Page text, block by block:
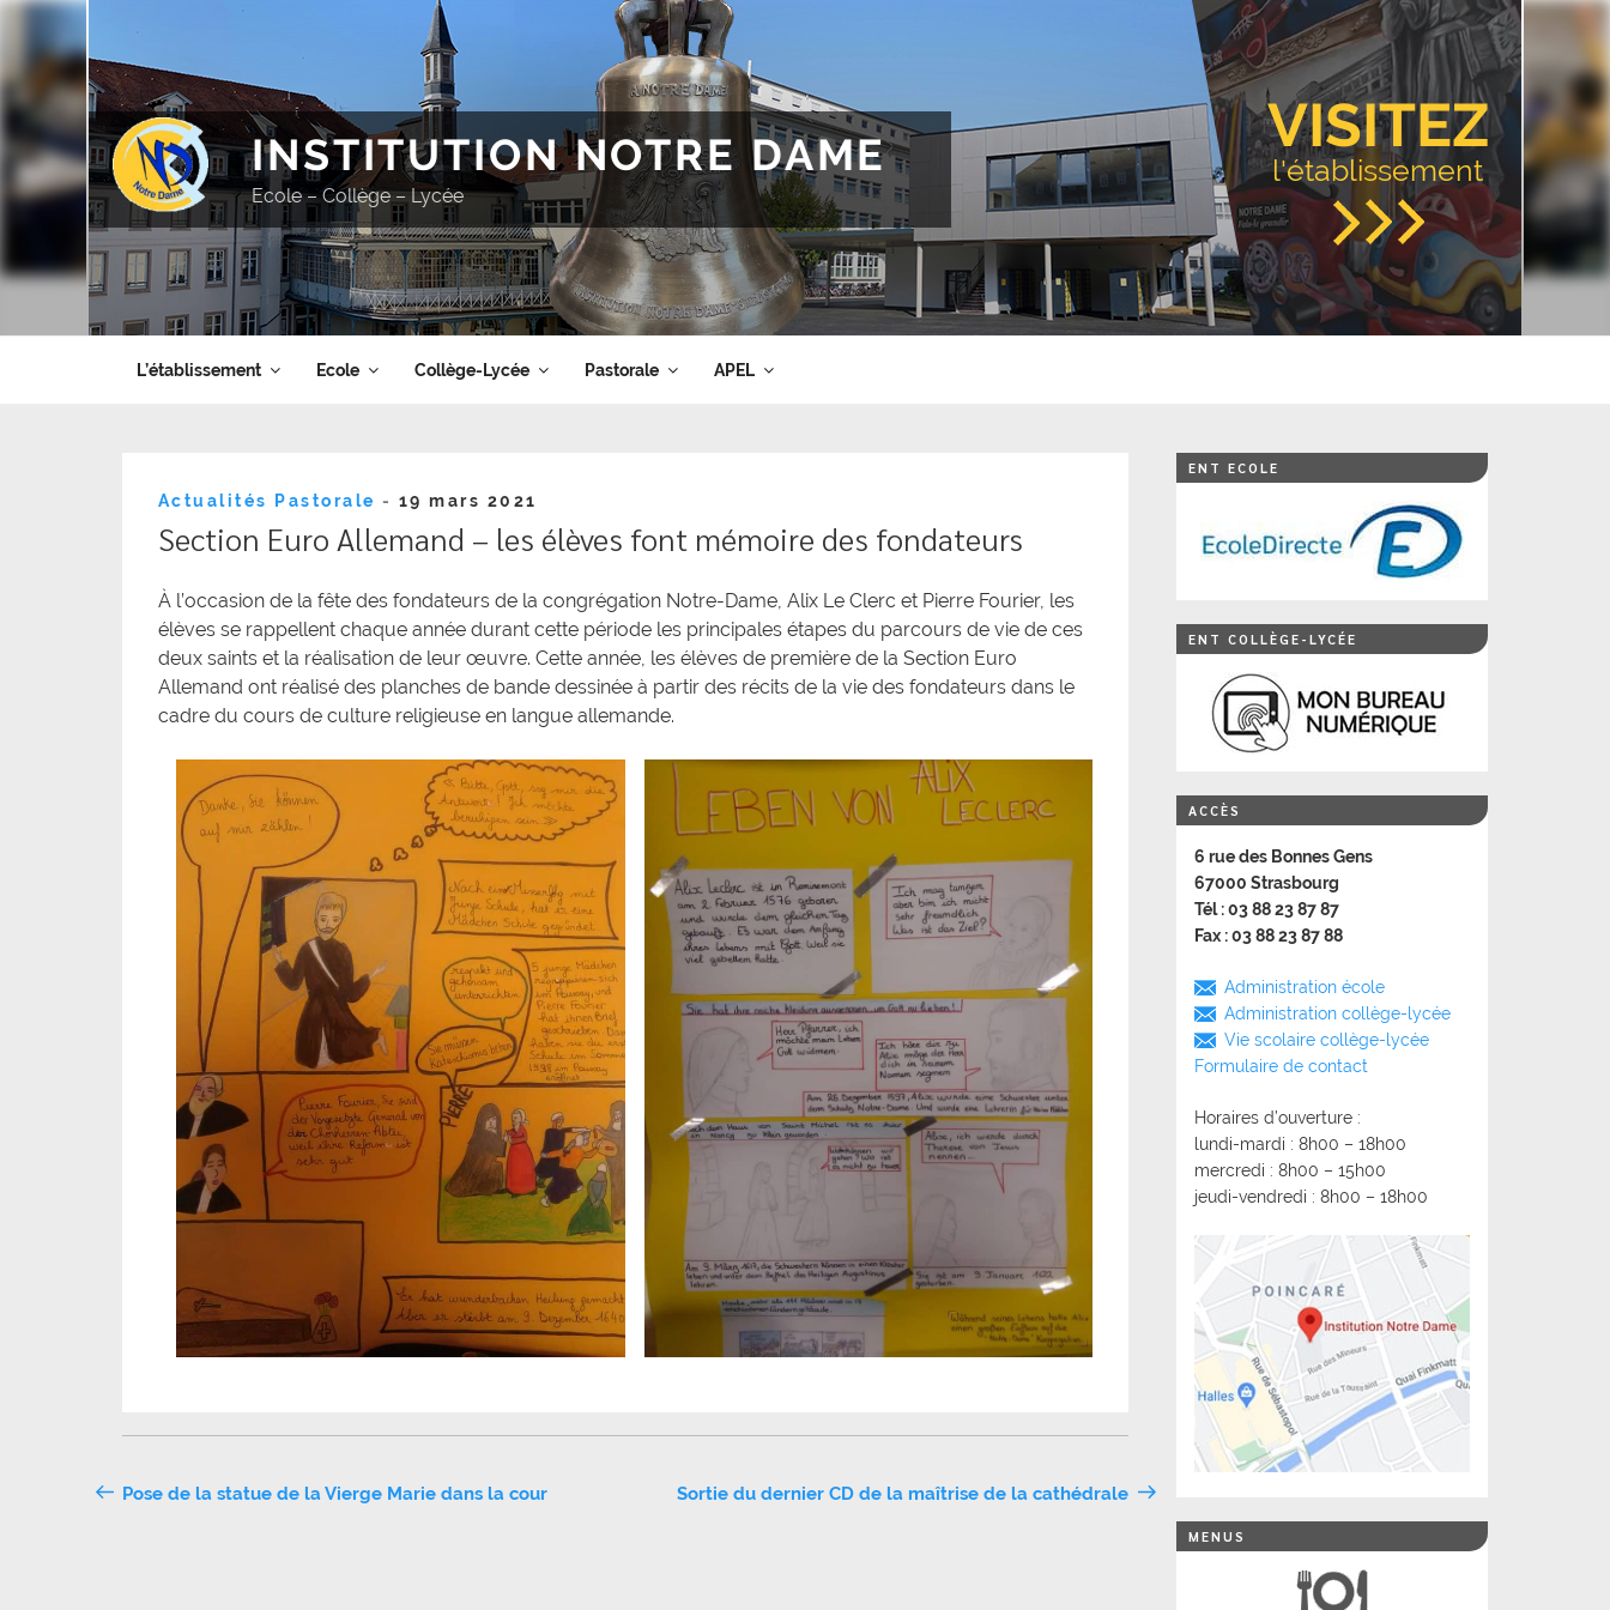
Aller
contenu
principal
VISITEZ
l'établissement
INSTITUTION NOTRE DAME
Ecole – Collège – Lycée
L’établissement Ecole Collège-Lycée Pastorale APEL
Actualités Pastorale - Publié
19 mars 2021
Section Euro Allemand – les élèves font mémoire des fondateurs
À l’occasion de la fête des fondateurs de la congrégation Notre-Dame, Alix Le Clerc et Pierre Fourier, les
élèves se rappellent chaque année durant cette période les principales étapes du parcours de vie de ces
deux saints et la réalisation de leur œuvre. Cette année, les élèves de première de la Section Euro
Allemand ont réalisé des planches de bande dessinée à partir des récits de la vie des fondateurs dans le
cadre du cours de culture religieuse en langue allemande.
Navigation
Pose de la statue de la Vierge Marie dans la cour Sortie du dernier CD de la maîtrise de la cathédrale
ENT ECOLE
ENT COLLÈGE-LYCÉE
ACCÈS
6 rue des Bonnes Gens
67000 Strasbourg
Tél : 03 88 23 87 87
Fax : 03 88 23 87 88
Administration école
Administration collège-lycée
Vie scolaire collège-lycée
Formulaire de contact
Horaires d’ouverture :
lundi-mardi : 8h00 – 18h00
mercredi : 8h00 – 15h00
jeudi-vendredi : 8h00 – 18h00
MENUS